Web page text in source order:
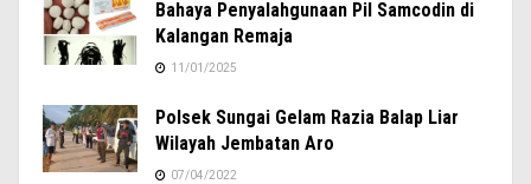
Bahaya Penyalahgunaan Pil Samcodin di
Kalangan Remaja
11/01/2025
Polsek Sungai Gelam Razia Balap Liar
Wilayah Jembatan Aro
07/04/2022